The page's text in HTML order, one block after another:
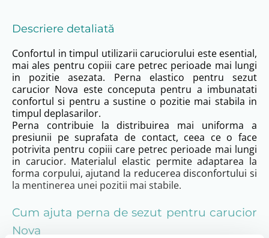
Descriere detaliată
Confortul in timpul utilizarii caruciorului este esential,
mai ales pentru copiii care petrec perioade mai lungi
in pozitie asezata. Perna elastico pentru sezut
carucior Nova este conceputa pentru a imbunatati
confortul si pentru a sustine o pozitie mai stabila in
timpul deplasarilor.
Perna contribuie la distribuirea mai uniforma a
presiunii pe suprafata de contact, ceea ce o face
potrivita pentru copiii care petrec perioade mai lungi
in carucior. Materialul elastic permite adaptarea la
forma corpului, ajutand la reducerea disconfortului si
la mentinerea unei pozitii mai stabile.
Cum ajuta perna de sezut pentru carucior
Nova